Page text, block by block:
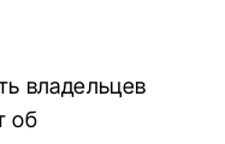
владельцев
об